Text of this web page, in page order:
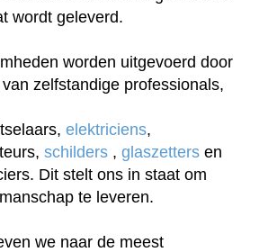
wordt geleverd.
worden uitgevoerd door
zelfstandige professionals,
elektriciens,
schilders , glaszetters en
Dit stelt ons in staat om
te leveren.
we naar de meest